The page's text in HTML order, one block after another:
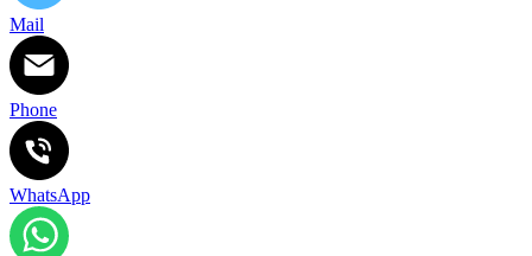
Mail
Phone
WhatsApp